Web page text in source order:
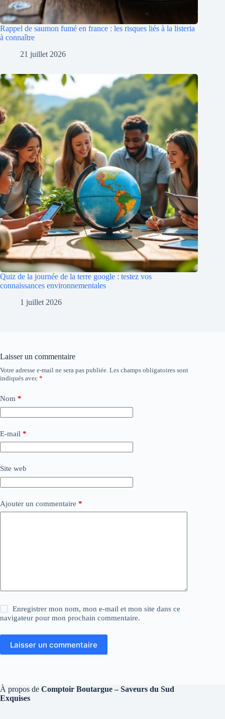
Rappel de saumon fumé en france : les risques liés à la listeria
à connaître
21 juillet 2026
Quiz de la journée de la terre google : testez vos
connaissances environnementales
1 juillet 2026
Laisser un commentaire
Votre adresse e-mail ne sera pas publiée. Les champs obligatoires sont
indiqués avec *
Nom *
E-mail *
Site web
Ajouter un commentaire *
Enregistrer mon nom, mon e-mail et mon site dans ce
navigateur pour mon prochain commentaire.
Laisser un commentaire
À propos de Comptoir Boutargue – Saveurs du Sud
Exquises